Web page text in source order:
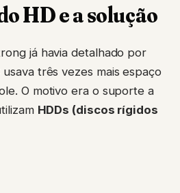
HD e a solução
já havia detalhado por
três vezes mais espaço
O motivo era o suporte a
HDDs (discos rígidos